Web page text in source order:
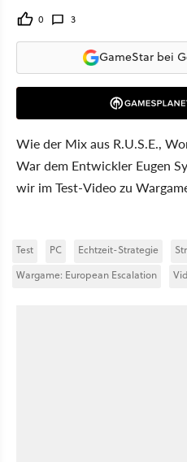
0 3
GameStar bei
Wie der Mix aus R.U.S.E.,
War dem Entwickler Eugen
wir im Test-Video zu
Test PC Echtzeit-Strategie
Wargame: European Escalation